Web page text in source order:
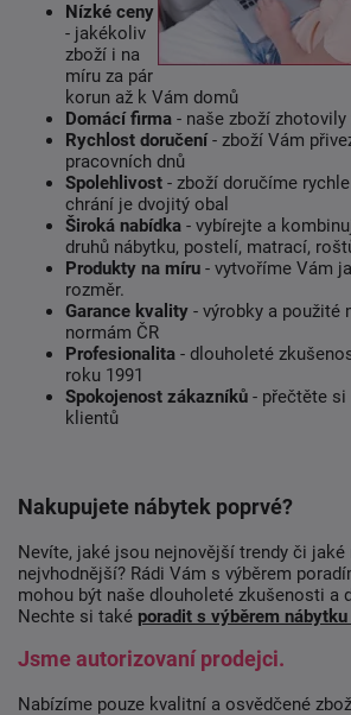
Nízké ceny
- jakékoliv
zboží i na
míru za pár
korun až k Vám domů
Domácí firma - naše zboží
Rychlost doručení- zboží Vám
pracovních dnů
Spolehlivost - zboží doručíme
chrání je dvojitý obal
Široká nabídka - vybírejte a
druhů nábytku, postelí, matrací,
Produkty na míru - vytvoříme Vám
rozměr.
Garance kvality - výrobky a použité
normám ČR
Profesionalita - dlouholeté
roku 1991
Spokojenost zákazníků - přečtěte si
klientů
Nakupujete nábytek poprvé?
Nevíte, jaké jsou nejnovější trendy či
nejvhodnější? Rádi Vám s výběrem
mohou být naše dlouholeté zkušenosti a
Nechte si také poradit s výběrem nábytku
Jsme autorizovaní prodejci.
Nabízíme pouze kvalitní a osvědčené